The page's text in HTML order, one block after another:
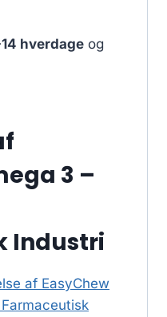
hverdage og
3 –
Industri
af EasyChew